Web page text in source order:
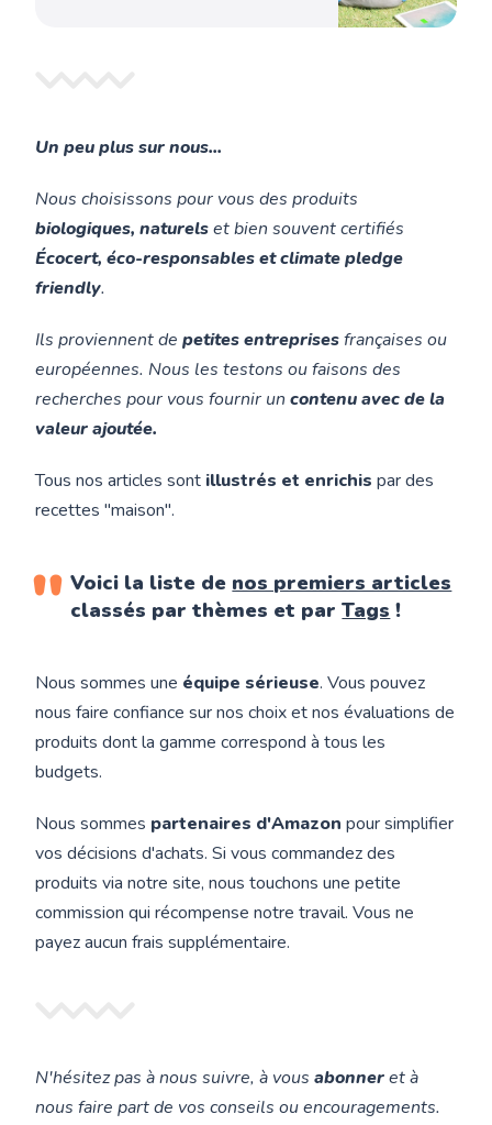
Un peu plus sur nous...
Nous choisissons pour vous des produits
biologiques, naturelset bien souvent certifiés
Écocert, éco-responsables et climate pledge
friendly.
Ils proviennent depetites entreprisesfrançaises ou
européennes. Nous les testons ou faisons des
recherches pour vous fournir uncontenu avec de la
valeur ajoutée.
Tous nos articles sont illustrés et enrichis par des
recettes "maison".
Voici la liste de nos premiers articles
classés par thèmes et parTags !
Nous sommes une équipe sérieuse. Vous pouvez
nous faire confiance sur nos choix et nos évaluations de
produits dont la gamme correspond à tous les
budgets.
Nous sommes partenaires d'Amazon pour simplifier
vos décisions d'achats. Si vous commandez des
produits via notre site, nous touchons une petite
commission qui récompense notre travail. Vous ne
payez aucun frais supplémentaire.
N'hésitez pas à nous suivre, à vousabonneret à
nous faire part de vos conseils ou encouragements.